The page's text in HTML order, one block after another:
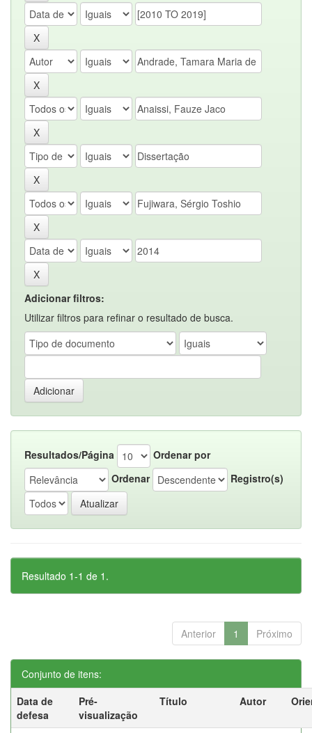
Adicionar filtros:
Utilizar filtros para refinar o resultado de busca.
Resultados/Página
Ordenar por
Ordenar
Registro(s)
Resultado 1-1 de 1.
Anterior 1 Próximo
Conjunto de itens:
Data de
defesa
Pré-
visualização
Título Autor